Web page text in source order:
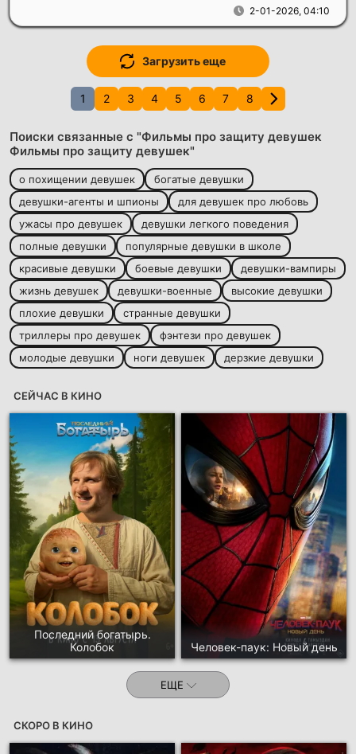
2-01-2026, 04:10
Загрузить еще
1 2 3 4 5 6 7 8
Поиски связанные с "Фильмы про защиту девушек
Фильмы про защиту девушек"
о похищении девушек
богатые девушки
девушки-агенты и шпионы
для девушек про любовь
ужасы про девушек
девушки легкого поведения
полные девушки
популярные девушки в школе
красивые девушки
боевые девушки
девушки-вампиры
жизнь девушек
девушки-военные
высокие девушки
плохие девушки
странные девушки
триллеры про девушек
фэнтези про девушек
молодые девушки
ноги девушек дерзкие девушки
СЕЙЧАС В КИНО
Последний богатырь.
Колобок
Человек-паук: Новый день
ЕЩЕ
СКОРО В КИНО